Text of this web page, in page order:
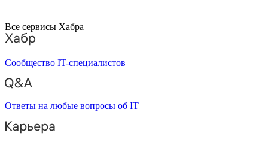
Все сервисы Хабра
Сообщество IT-специалистов
Ответы на любые вопросы об IT